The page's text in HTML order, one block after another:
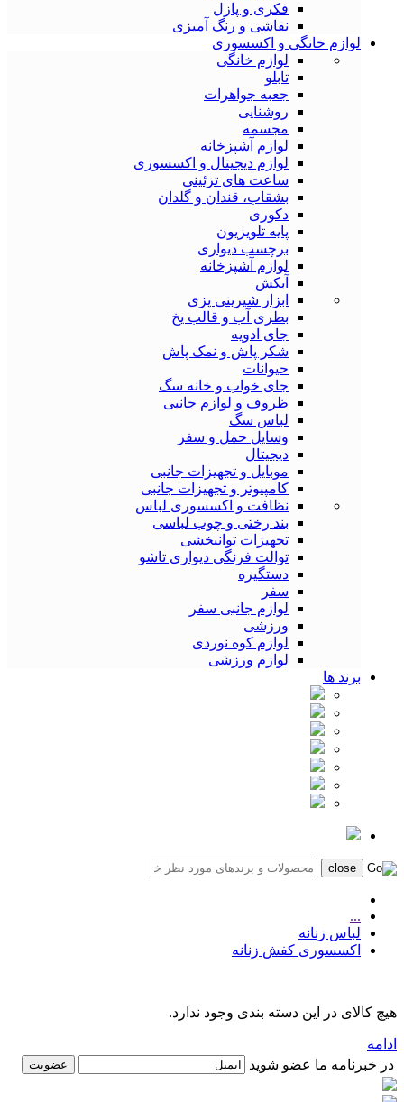
فکری و پازل
نقاشی و رنگ آمیزی
لوازم خانگی و اکسسوری
لوازم خانگی
تابلو
جعبه جواهرات
روشنایی
مجسمه
لوازم آشپزخانه
لوازم دیجیتال و اکسسوری
ساعت های تزئینی
بشقاب، قندان و گلدان
دکوری
پایه تلویزیون
برچسب دیواری
لوازم آشپزخانه
آبکش
ابزار شیرینی پزی
بطری آب و قالب یخ
جای ادویه
شکر پاش و نمک پاش
حیوانات
جای خواب و خانه سگ
ظروف و لوازم جانبی
لباس سگ
وسایل حمل و سفر
دیجیتال
موبایل و تجهیزات جانبی
کامپیوتر و تجهیزات جانبی
نظافت و اکسسوری لباس
بند رختی و چوب لباسی
تجهیزات توانبخشی
توالت فرنگی دیواری تاشو
دستگیره
سفر
لوازم جانبی سفر
ورزشی
لوازم کوه نوردی
لوازم ورزشی
برند ها
...
لباس زنانه
اکسسوری کفش زنانه
هیچ کالای در این دسته بندی وجود ندارد.
ادامه
در خبرنامه ما عضو شوید